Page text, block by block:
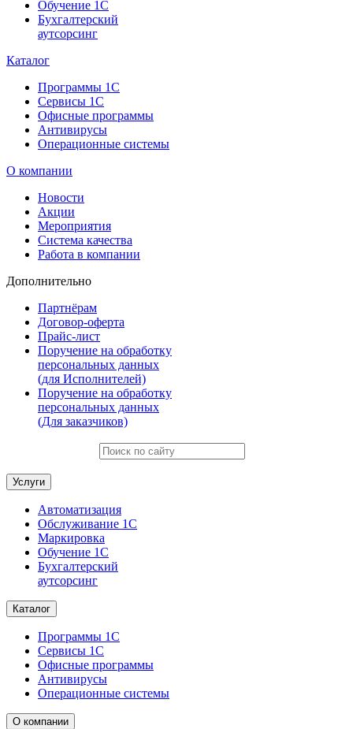
Обучение 1С
Бухгалтерский
аутсорсинг
Каталог
Программы 1С
Сервисы 1С
Офисные программы
Антивирусы
Операционные системы
О компании
Новости
Акции
Мероприятия
Система качества
Работа в компании
Дополнительно
Партнёрам
Договор-оферта
Прайс-лист
Поручение на обработку
персональных данных
(для Исполнителей)
Поручение на обработку
персональных данных
(Для заказчиков)
Услуги
Автоматизация
Обслуживание 1С
Маркировка
Обучение 1С
Бухгалтерский
аутсорсинг
Каталог
Программы 1С
Сервисы 1С
Офисные программы
Антивирусы
Операционные системы
О компании